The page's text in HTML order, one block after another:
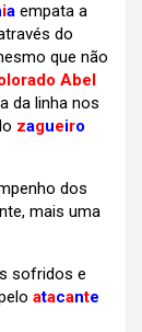
ia empata a
do
que não
Abel
da linha nos
zagueiro
dos
mais uma
sofridos e
atacante